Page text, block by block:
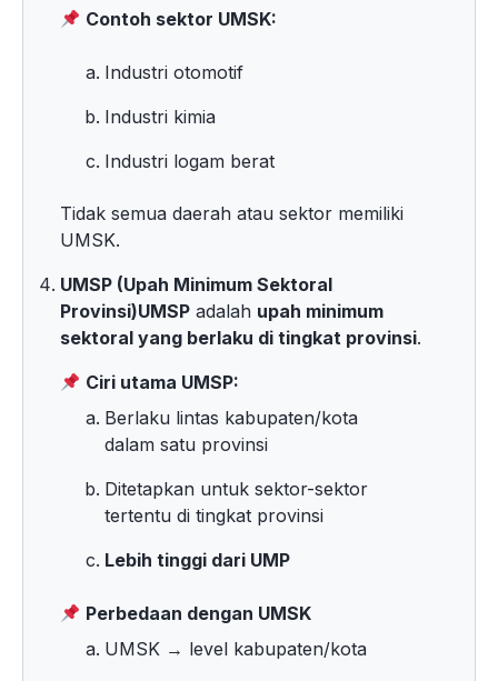
Contoh sektor UMSK:
Industri otomotif
Industri kimia
Industri logam berat
Tidak semua daerah atau sektor memiliki
UMSK.
UMSP (Upah Minimum Sektoral
Provinsi)UMSP adalah upah minimum
sektoral yang berlaku di tingkat provinsi.
Ciri utama UMSP:
Berlaku lintas kabupaten/kota
dalam satu provinsi
Ditetapkan untuk sektor-sektor
tertentu di tingkat provinsi
Lebih tinggi dari UMP
Perbedaan dengan UMSK
UMSK → level kabupaten/kota